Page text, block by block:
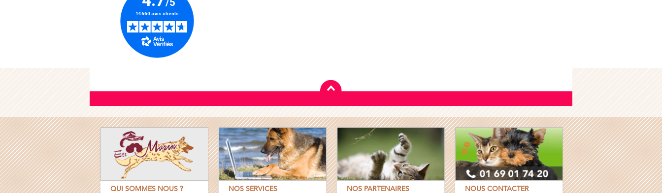
QUI SOMMES NOUS ? NOS SERVICES NOS PARTENAIRES NOUS CONTACTER